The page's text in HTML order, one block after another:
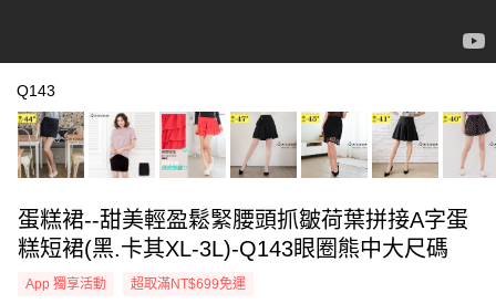
Q143
蛋糕裙--甜美輕盈鬆緊腰頭抓皺荷葉拼接A字蛋
糕短裙(黑.卡其XL-3L)-Q143眼圈熊中大尺碼
App 獨享活動 超取滿NT$699免運